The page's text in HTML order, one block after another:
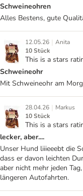
Schweineohren
Alles Bestens, gute
12.05.26 | Anita
10 Stück
This is a stars
Schweineohr
Mit Schweineohr am
28.04.26 | Markus
10 Stück
This is a stars
lecker, aber....
Unser Hund liiieeebt die
dass er davon leichten
aber nicht mehr jeden
längeren Autofahrten.